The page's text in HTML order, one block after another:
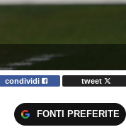
condividi tweet
FONTI PREFERITE